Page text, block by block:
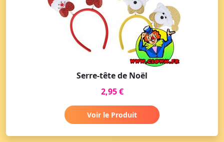
Serre-tête de Noël
2,95 €
Voir le Produit